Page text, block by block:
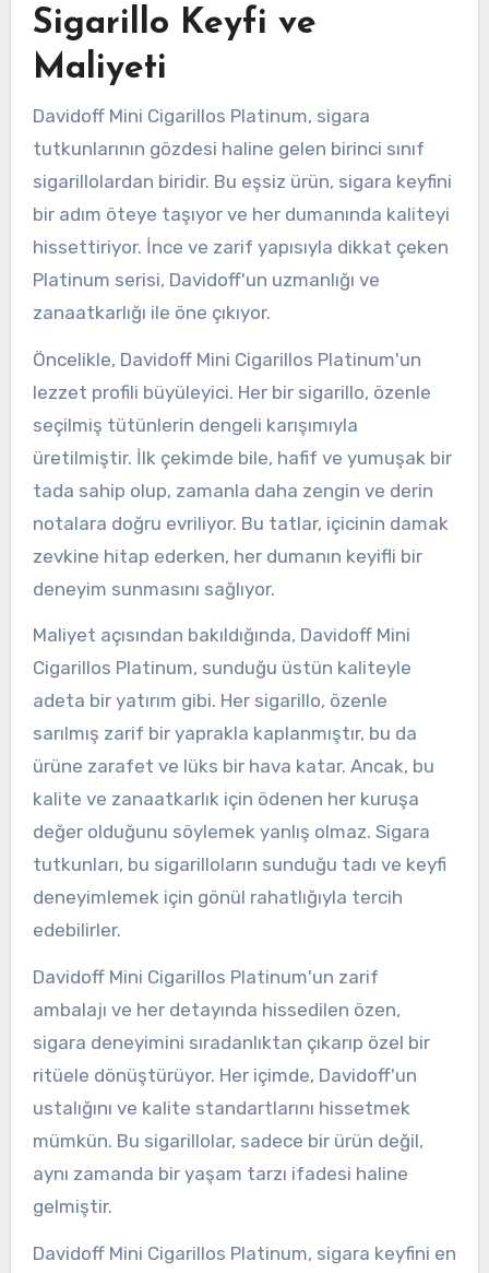
Sigarillo Keyfi ve
Maliyeti
Davidoff Mini Cigarillos Platinum, sigara
tutkunlarının gözdesi haline gelen birinci sınıf
sigarillolardan biridir. Bu eşsiz ürün, sigara keyfini
bir adım öteye taşıyor ve her dumanında kaliteyi
hissettiriyor. İnce ve zarif yapısıyla dikkat çeken
Platinum serisi, Davidoff'un uzmanlığı ve
zanaatkarlığı ile öne çıkıyor.
Öncelikle, Davidoff Mini Cigarillos Platinum'un
lezzet profili büyüleyici. Her bir sigarillo, özenle
seçilmiş tütünlerin dengeli karışımıyla
üretilmiştir. İlk çekimde bile, hafif ve yumuşak bir
tada sahip olup, zamanla daha zengin ve derin
notalara doğru evriliyor. Bu tatlar, içicinin damak
zevkine hitap ederken, her dumanın keyifli bir
deneyim sunmasını sağlıyor.
Maliyet açısından bakıldığında, Davidoff Mini
Cigarillos Platinum, sunduğu üstün kaliteyle
adeta bir yatırım gibi. Her sigarillo, özenle
sarılmış zarif bir yaprakla kaplanmıştır, bu da
ürüne zarafet ve lüks bir hava katar. Ancak, bu
kalite ve zanaatkarlık için ödenen her kuruşa
değer olduğunu söylemek yanlış olmaz. Sigara
tutkunları, bu sigarilloların sunduğu tadı ve keyfi
deneyimlemek için gönül rahatlığıyla tercih
edebilirler.
Davidoff Mini Cigarillos Platinum'un zarif
ambalajı ve her detayında hissedilen özen,
sigara deneyimini sıradanlıktan çıkarıp özel bir
ritüele dönüştürüyor. Her içimde, Davidoff'un
ustalığını ve kalite standartlarını hissetmek
mümkün. Bu sigarillolar, sadece bir ürün değil,
aynı zamanda bir yaşam tarzı ifadesi haline
gelmiştir.
Davidoff Mini Cigarillos Platinum, sigara keyfini en